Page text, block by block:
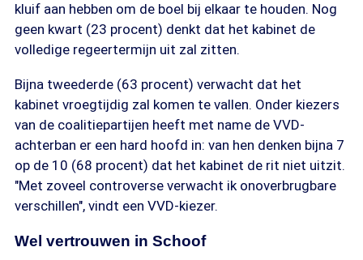
kluif aan hebben om de boel bij elkaar te houden. Nog
geen kwart (23 procent) denkt dat het kabinet de
volledige regeertermijn uit zal zitten.
Bijna tweederde (63 procent) verwacht dat het
kabinet vroegtijdig zal komen te vallen. Onder kiezers
van de coalitiepartijen heeft met name de VVD-
achterban er een hard hoofd in: van hen denken bijna 7
op de 10 (68 procent) dat het kabinet de rit niet uitzit.
"Met zoveel controverse verwacht ik onoverbrugbare
verschillen", vindt een VVD-kiezer.
Wel vertrouwen in Schoof